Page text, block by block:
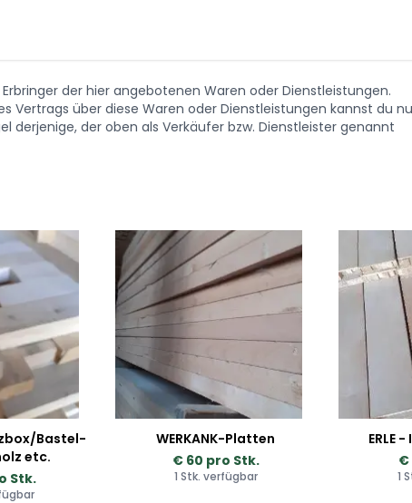
der hier angebotenen Waren oder Dienstleistungen.
Vertrags über diese Waren oder Dienstleistungen kannst du
derjenige, der oben als Verkäufer bzw. Dienstleister genannt
Bastel-
etc.
Stk.
WERKANK-Platten
€ 60 pro Stk.
1 Stk. verfügbar
ERLE
€
1